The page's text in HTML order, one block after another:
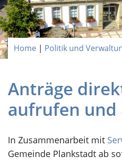
Home | Politik und
Anträge
aufrufen und
In Zusammenarbeit mit
Gemeinde Plankstadt ab